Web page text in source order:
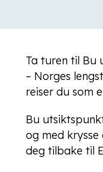
Ta turen til Bu
– Norges
reiser du som
Bu
og med
deg tilbake til